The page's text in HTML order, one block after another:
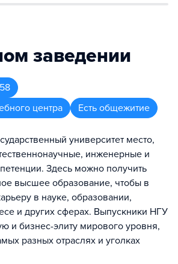
заведении
центра
Есть общежитие
университет место,
инженерные и
Здесь можно получить
высшее образование, чтобы в
в науке, образовании,
и других сферах. Выпускники НГУ
и бизнес-элиту мирового уровня,
разных отраслях и уголках